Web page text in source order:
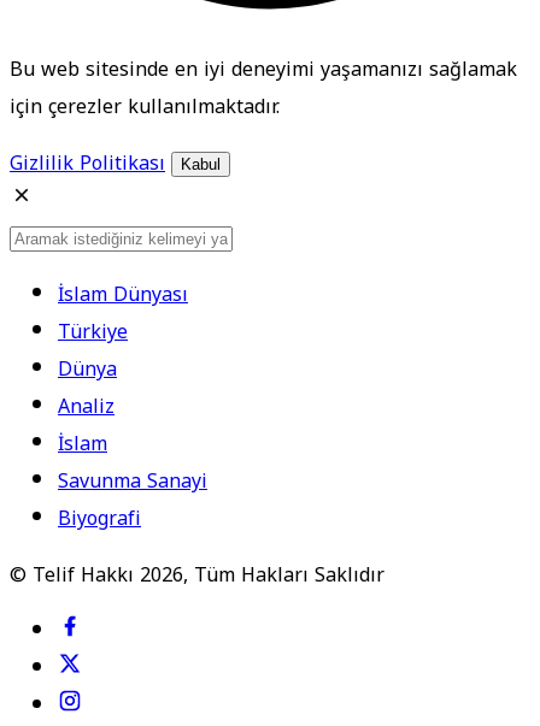
Bu web sitesinde en iyi deneyimi yaşamanızı sağlamak
için çerezler kullanılmaktadır.
Gizlilik Politikası
Kabul
İslam Dünyası
Türkiye
Dünya
Analiz
İslam
Savunma Sanayi
Biyografi
© Telif Hakkı 2026, Tüm Hakları Saklıdır